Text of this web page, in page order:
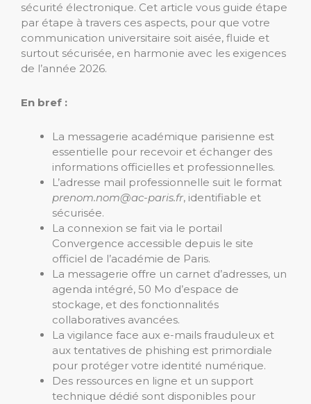
sécurité électronique. Cet article vous guide étape
par étape à travers ces aspects, pour que votre
communication universitaire soit aisée, fluide et
surtout sécurisée, en harmonie avec les exigences
de l’année 2026.
En bref :
La messagerie académique parisienne est
essentielle pour recevoir et échanger des
informations officielles et professionnelles.
L’adresse mail professionnelle suit le format
prenom.nom@ac-paris.fr, identifiable et
sécurisée.
La connexion se fait via le portail
Convergence accessible depuis le site
officiel de l’académie de Paris.
La messagerie offre un carnet d’adresses, un
agenda intégré, 50 Mo d’espace de
stockage, et des fonctionnalités
collaboratives avancées.
La vigilance face aux e-mails frauduleux et
aux tentatives de phishing est primordiale
pour protéger votre identité numérique.
Des ressources en ligne et un support
technique dédié sont disponibles pour